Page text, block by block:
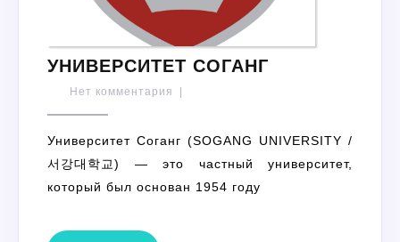
УНИВЕРСИТЕТ СОГАНГ
Нет комментария
Университет Соганг (SOGANG UNIVERSITY /
서강대학교) — это частный университет,
который был основан 1954 году